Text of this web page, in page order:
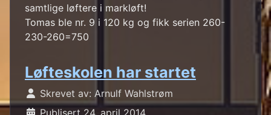
samtlige løftere i markløft!
Tomas ble nr. 9 i 120 kg og fikk serien 260-
230-260=750
Løfteskolen har startet
Skrevet av: Arnulf Wahlstrøm
Publisert 24. april 2014